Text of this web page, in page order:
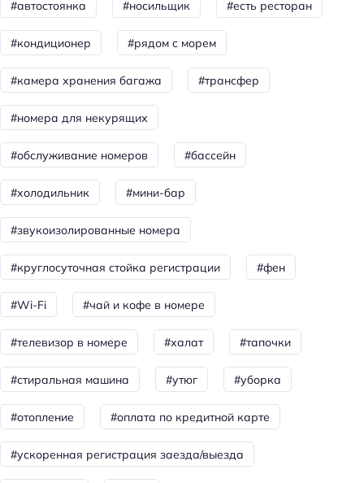
Телевизор в номере
Утюг
Холодильник
Фен
Номера со звукоизоляцией
Санузел в номере
Питание
Кафе
Бар
Завтрак
Ресторан
Бассейн
Кол-во бассейнов: 1
Красота и здоровье
Душ
#автостоянка #носильщик #есть ресторан
#кондиционер #рядом с морем
#камера хранения багажа #трансфер
#номера для некурящих
#обслуживание номеров #бассейн
#холодильник #мини-бар
#звукоизолированные номера
#круглосуточная стойка регистрации #фен
#Wi-Fi #чай и кофе в номере
#телевизор в номере #халат #тапочки
#стиральная машина #утюг #уборка
#отопление #оплата по кредитной карте
#ускоренная регистрация заезда/выезда